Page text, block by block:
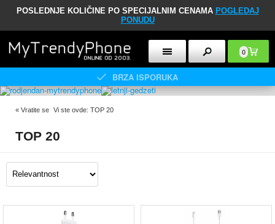
POSLEDNJE KOLIČINE PO SPECIJALNIM CENAMA POGLEDAJ
PONUDU
0
BRZA ISPORUKA
« Vratite se Vi ste ovde: TOP 20
TOP 20